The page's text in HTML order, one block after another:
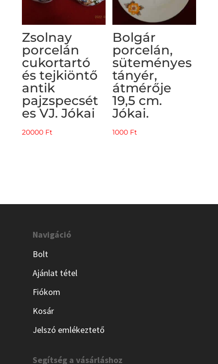
Zsolnay
porcelán
cukortartó
és tejkiöntő
antik
pajzspecsét
es VJ. Jókai
20000 Ft
Bolgár
porcelán,
süteményes
tányér,
átmérője
19,5 cm.
Jókai.
1000 Ft
Navigáció
Bolt
Ajánlat tétel
Fiókom
Kosár
Jelszó emlékeztető
Segítség a vásárláshoz